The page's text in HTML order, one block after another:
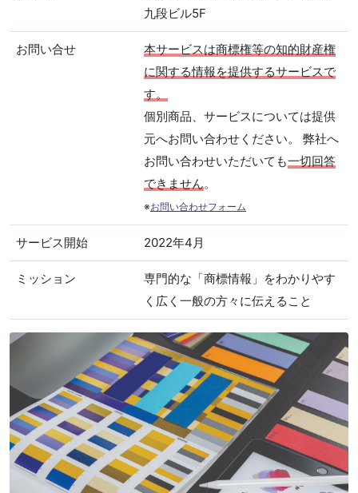
九段ビル5F
お問い合せ
本サービスは商標権等の知的財産権
に関する情報を提供するサービスで
す。
個別商品、サービスについては提供
元へお問い合わせください。 弊社へ
お問い合わせいただいても一切回答
できません。
※お問い合わせフォーム
サービス開始 2022年4月
ミッション
専門的な「商標情報」をわかりやす
く広く一般の方々に伝えること